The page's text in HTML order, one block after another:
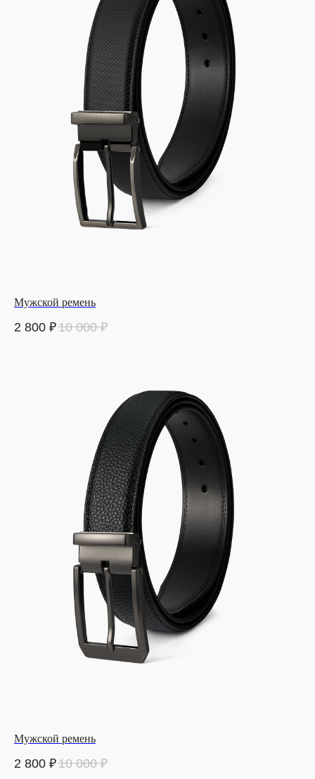
Мужской ремень
2 800 ₽10 000 ₽
Мужской ремень
2 800 ₽10 000 ₽